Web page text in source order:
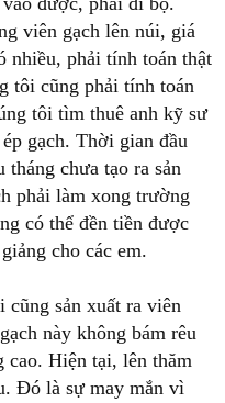
viên gạch lên núi, giá
nhiều, phải tính toán thật
tôi cũng phải tính toán
tôi tìm thuê anh kỹ sư
gạch. Thời gian đầu
chưa tạo ra sản
phải làm xong trường
có thể đền tiền được
cho các em.
cũng sản xuất ra viên
này không bám rêu
cao. Hiện tại, lên thăm
Đó là sự may mắn vì